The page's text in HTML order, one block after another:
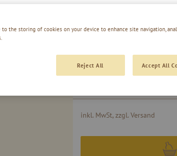
0,20l - Flachmann
inkl. MwSt, zzgl. Versand
to the storing of cookies on your device to enhance site navigation,
Reject All Accept All